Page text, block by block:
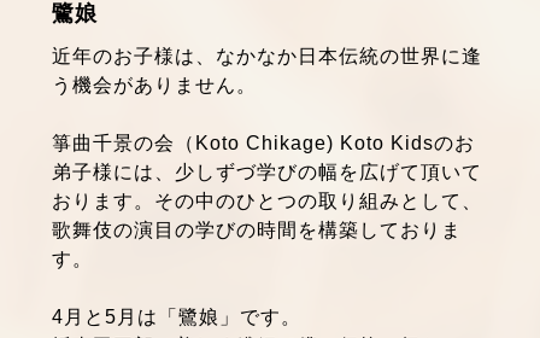
鷺娘
近年のお子様は、なかなか日本伝統の世界に逢
う機会がありません。
箏曲千景の会（Koto Chikage) Koto Kidsのお
弟子様には、少しずづ学びの幅を広げて頂いて
おります。その中のひとつの取り組みとして、
歌舞伎の演目の学びの時間を構築しておりま
す。
4月と5月は「鷺娘」です。